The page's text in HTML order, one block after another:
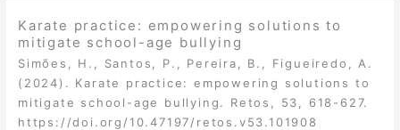
Karate practice: empowering solutions to
mitigate school-age bullying
Simões, H., Santos, P., Pereira, B., Figueiredo, A.
(2024). Karate practice: empowering solutions to
mitigate school-age bullying. Retos, 53, 618-627.
https://doi.org/10.47197/retos.v53.101908